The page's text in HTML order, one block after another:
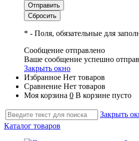
* - Поля, обязательные для
Сообщение отправлено
Ваше сообщение успешно
Закрыть окно
Избранное Нет товаров
Сравнение Нет товаров
Моя корзина 0 В корзине пусто
Закрыть
Каталог товаров